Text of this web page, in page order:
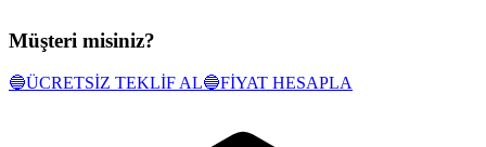
Müşteri misiniz?
🔵ÜCRETSİZ TEKLİF AL🔵FİYAT HESAPLA